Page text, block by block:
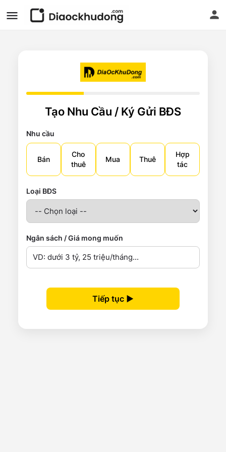
Tạo Nhu Cầu / Ký Gửi BĐS
Nhu cầu
Bán
Cho
thuê
Mua Thuê
Hợp
tác
Loại BĐS
Ngân sách / Giá mong muốn
Tiếp tục ▶